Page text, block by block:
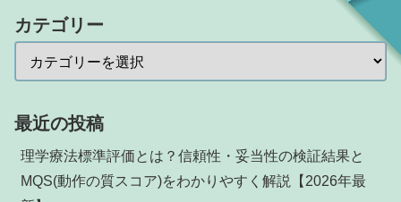
カテゴリー
最近の投稿
理学療法標準評価とは？信頼性・妥当性の検証結果と
MQS(動作の質スコア)をわかりやすく解説【2026年最